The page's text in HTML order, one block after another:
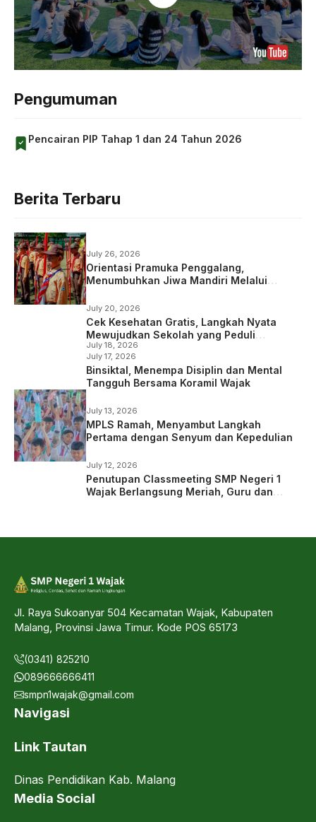
Pengumuman
Pencairan PIP Tahap 1 dan 24 Tahun 2026
Berita Terbaru
July 26, 2026
Orientasi Pramuka Penggalang,
Menumbuhkan Jiwa Mandiri Melalui
July 20, 2026
Cek Kesehatan Gratis, Langkah Nyata
Mewujudkan Sekolah yang Peduli
Kesehatan
July 18, 2026
July 17, 2026
Binsiktal, Menempa Disiplin dan Mental
Tangguh Bersama Koramil Wajak
July 13, 2026
MPLS Ramah, Menyambut Langkah
Pertama dengan Senyum dan Kepedulian
July 12, 2026
Penutupan Classmeeting SMP Negeri 1
Wajak Berlangsung Meriah, Guru dan
Jl. Raya Sukoanyar 504 Kecamatan Wajak, Kabupaten
Malang, Provinsi Jawa Timur. Kode POS 65173
(0341) 825210
089666666411
smpn1wajak@gmail.com
Navigasi
Link Tautan
Dinas Pendidikan Kab. Malang
Media Social